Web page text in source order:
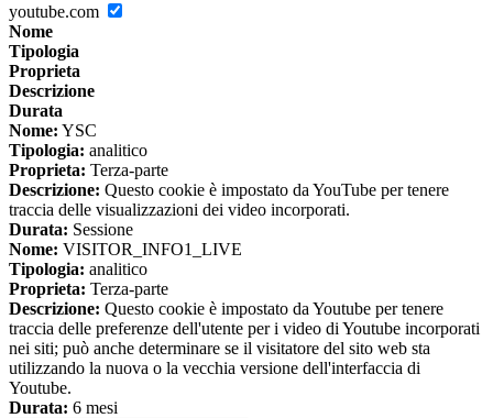
youtube.com
Nome
Tipologia
Proprieta
Descrizione
Durata
Nome: YSC
Tipologia: analitico
Proprieta: Terza-parte
Descrizione: Questo cookie è impostato da YouTube per tenere
traccia delle visualizzazioni dei video incorporati.
Durata: Sessione
Nome: VISITOR_INFO1_LIVE
Tipologia: analitico
Proprieta: Terza-parte
Descrizione: Questo cookie è impostato da Youtube per tenere
traccia delle preferenze dell'utente per i video di Youtube incorporati
nei siti; può anche determinare se il visitatore del sito web sta
utilizzando la nuova o la vecchia versione dell'interfaccia di
Youtube.
Durata: 6 mesi